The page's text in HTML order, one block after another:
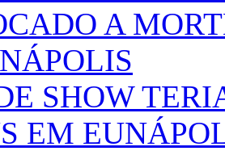
SHOW
EM